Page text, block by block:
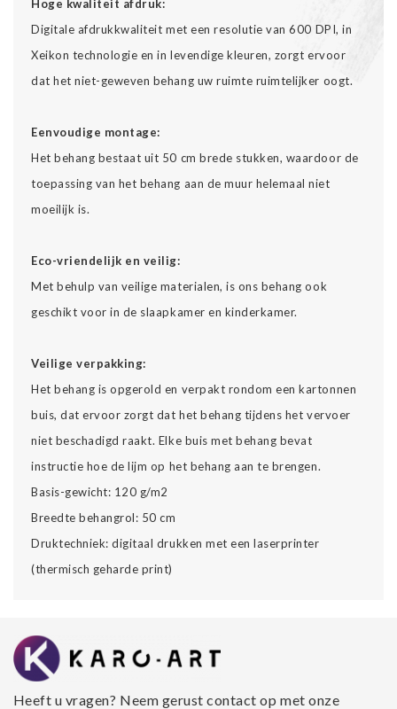
Hoge kwaliteit afdruk:
Digitale afdrukkwaliteit met een resolutie van 600 DPI, in
Xeikon technologie en in levendige kleuren, zorgt ervoor
dat het niet-geweven behang uw ruimte ruimtelijker oogt.
Eenvoudige montage:
Het behang bestaat uit 50 cm brede stukken, waardoor de
toepassing van het behang aan de muur helemaal niet
moeilijk is.
Eco-vriendelijk en veilig:
Met behulp van veilige materialen, is ons behang ook
geschikt voor in de slaapkamer en kinderkamer.
Veilige verpakking:
Het behang is opgerold en verpakt rondom een kartonnen
buis, dat ervoor zorgt dat het behang tijdens het vervoer
niet beschadigd raakt. Elke buis met behang bevat
instructie hoe de lijm op het behang aan te brengen.
Basis-gewicht: 120 g/m2
Breedte behangrol: 50 cm
Druktechniek: digitaal drukken met een laserprinter
(thermisch geharde print)
Heeft u vragen? Neem gerust contact op met onze